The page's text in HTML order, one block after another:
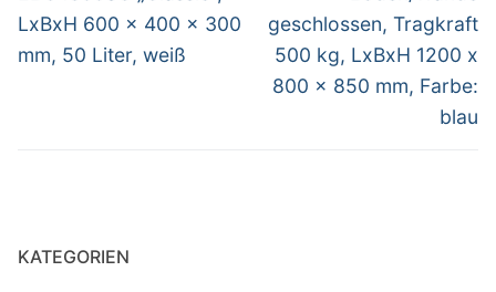
LxBxH 600 x 400 x 300
mm, 50 Liter, weiß
geschlossen, Tragkraft
500 kg, LxBxH 1200 x
800 x 850 mm, Farbe:
blau
KATEGORIEN